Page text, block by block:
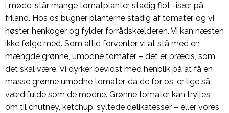
i møde, står mange tomatplanter stadig flot -især på
friland. Hos os bugner planterne stadig af tomater, og vi
høster, henkoger og fylder forrådskælderen. Vi kan næsten
ikke følge med. Som altid forventer vi at stå med en
mængde grønne, umodne tomater – det er præcis, som
det skal være. Vi dyrker bevidst med henblik på at få en
masse grønne umodne tomater, da de for os, er lige så
værdifulde som de modne. Grønne tomater kan trylles
om til chutney, ketchup, syltede delikatesser – eller vores